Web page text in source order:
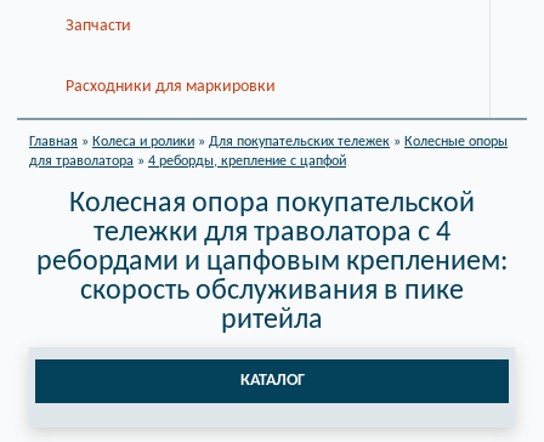
Запчасти
Расходники для маркировки
Главная » Колеса и ролики » Для покупательских тележек » Колесные опоры
для траволатора » 4 реборды, крепление с цапфой
Колесная опора покупательской
тележки для траволатора с 4
ребордами и цапфовым креплением:
скорость обслуживания в пике
ритейла
КАТАЛОГ